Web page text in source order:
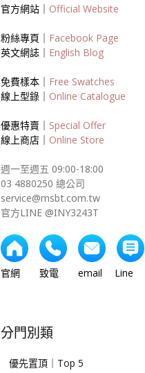
官方網站｜ Official Website
粉絲專頁｜ Facebook Page
英文網誌｜ English Blog
免費樣本｜ Free Swatches
線上型錄｜ Online Catalogue
優惠特賣｜ Special Offer
線上商店｜ Online Store
週一至週五 09:00-18:00
03 4880250 總公司
service@msbt.com.tw
官方LINE @INY3243T
官網 致電 email Line
分門別類
優先置頂｜Top 5